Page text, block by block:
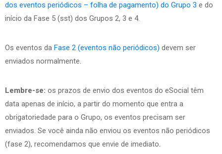
dos eventos periódicos – folha de pagamento) do Grupo 3 e do
início da Fase 5 (sst) dos Grupos 2, 3 e 4.
Os eventos da Fase 2 (eventos não periódicos) devem ser
enviados normalmente.
Lembre-se: os prazos de envio dos eventos do eSocial têm
data apenas de início, a partir do momento que entra a
obrigatoriedade para o Grupo, os eventos precisam ser
enviados. Se você ainda não enviou os eventos não periódicos
(fase 2), recomendamos que envie de imediato.